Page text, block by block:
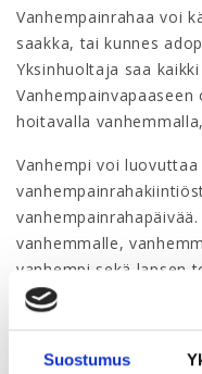
Suostumus
Vanhempainrahaa voi
saakka, tai kunnes
Yksinhuoltaja saa
hoitavalla
Vanhempi voi
vanhemmalle,
vanhempi sekä lapsen
lapsen muulle
mahdollista jakaa